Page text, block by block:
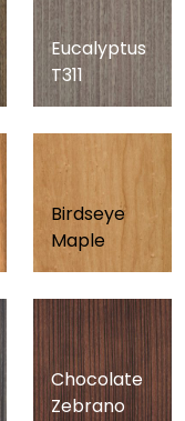
Eucalyptus
T311
Birdseye
Maple
Chocolate
Zebrano